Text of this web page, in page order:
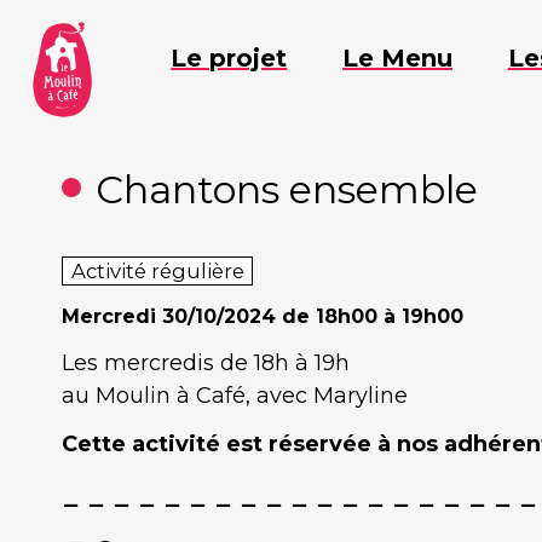
contenu
Le projet Le Menu
Chantons ensemble
Activité régulière
Mercredi 30/10/2024 de 18h00 à 19h00
Les mercredis de 18h à 19h
au Moulin à Café, avec Maryline
Cette activité est réservée à nos